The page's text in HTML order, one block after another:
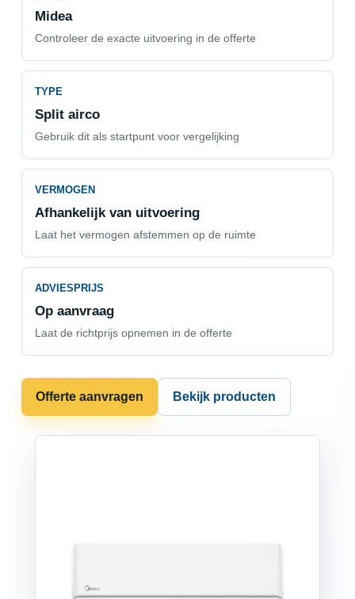
Midea
Controleer de exacte uitvoering in de offerte
TYPE
Split airco
Gebruik dit als startpunt voor vergelijking
VERMOGEN
Afhankelijk van uitvoering
Laat het vermogen afstemmen op de ruimte
ADVIESPRIJS
Op aanvraag
Laat de richtprijs opnemen in de offerte
Offerte aanvragen Bekijk producten